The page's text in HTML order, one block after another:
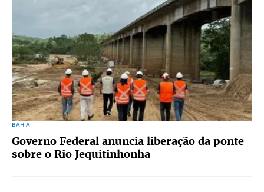
BAHIA
Governo Federal anuncia liberação da ponte
sobre o Rio Jequitinhonha